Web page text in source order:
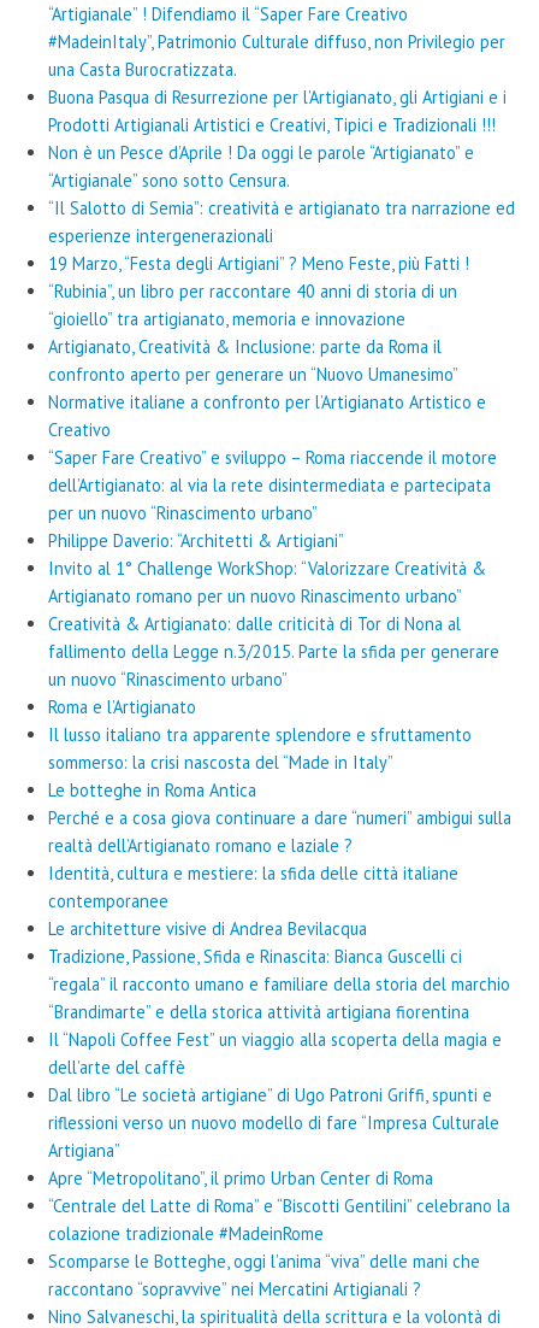
“Artigianale” ! Difendiamo il “Saper Fare Creativo
#MadeinItaly”, Patrimonio Culturale diffuso, non Privilegio per
una Casta Burocratizzata.
Buona Pasqua di Resurrezione per l’Artigianato, gli Artigiani e i
Prodotti Artigianali Artistici e Creativi, Tipici e Tradizionali !!!
Non è un Pesce d’Aprile ! Da oggi le parole “Artigianato” e
“Artigianale” sono sotto Censura.
“Il Salotto di Semia”: creatività e artigianato tra narrazione ed
esperienze intergenerazionali
19 Marzo, “Festa degli Artigiani” ? Meno Feste, più Fatti !
“Rubinia”, un libro per raccontare 40 anni di storia di un
“gioiello” tra artigianato, memoria e innovazione
Artigianato, Creatività & Inclusione: parte da Roma il
confronto aperto per generare un “Nuovo Umanesimo”
Normative italiane a confronto per l’Artigianato Artistico e
Creativo
“Saper Fare Creativo” e sviluppo – Roma riaccende il motore
dell’Artigianato: al via la rete disintermediata e partecipata
per un nuovo “Rinascimento urbano”
Philippe Daverio: “Architetti & Artigiani”
Invito al 1° Challenge WorkShop: “Valorizzare Creatività &
Artigianato romano per un nuovo Rinascimento urbano”
Creatività & Artigianato: dalle criticità di Tor di Nona al
fallimento della Legge n.3/2015. Parte la sfida per generare
un nuovo “Rinascimento urbano”
Roma e l’Artigianato
Il lusso italiano tra apparente splendore e sfruttamento
sommerso: la crisi nascosta del “Made in Italy”
Le botteghe in Roma Antica
Perché e a cosa giova continuare a dare “numeri” ambigui sulla
realtà dell’Artigianato romano e laziale ?
Identità, cultura e mestiere: la sfida delle città italiane
contemporanee
Le architetture visive di Andrea Bevilacqua
Tradizione, Passione, Sfida e Rinascita: Bianca Guscelli ci
“regala” il racconto umano e familiare della storia del marchio
“Brandimarte” e della storica attività artigiana fiorentina
Il “Napoli Coffee Fest” un viaggio alla scoperta della magia e
dell’arte del caffè
Dal libro “Le società artigiane” di Ugo Patroni Griffi, spunti e
riflessioni verso un nuovo modello di fare “Impresa Culturale
Artigiana”
Apre “Metropolitano”, il primo Urban Center di Roma
“Centrale del Latte di Roma” e “Biscotti Gentilini” celebrano la
colazione tradizionale #MadeinRome
Scomparse le Botteghe, oggi l’anima “viva” delle mani che
raccontano “sopravvive” nei Mercatini Artigianali ?
Nino Salvaneschi, la spiritualità della scrittura e la volontà di